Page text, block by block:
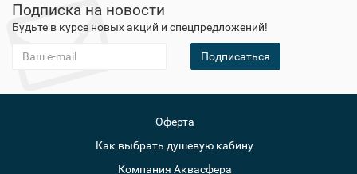
Подписка на новости
Будьте в курсе новых акций и спецпредложений!
Подписаться
Оферта
Как выбрать душевую кабину
Компания Аквасфера